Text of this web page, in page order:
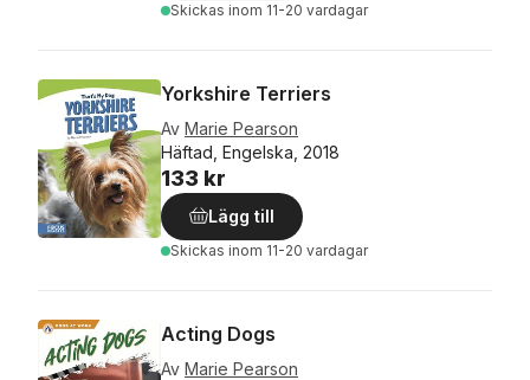
Skickas inom 11-20 vardagar
Yorkshire Terriers
Av Marie Pearson
Häftad, Engelska, 2018
133 kr
Lägg till
Skickas inom 11-20 vardagar
Acting Dogs
Av Marie Pearson